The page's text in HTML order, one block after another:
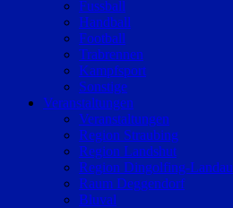
Fussball
Handball
Football
Trabrennen
Kampfsport
Sonstige
Veranstaltungen
Veranstaltungen
Region Straubing
Region Landshut
Region Dingolfing-Landau
Raum Deggendorf
Bluval